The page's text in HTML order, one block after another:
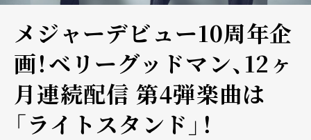
メジャーデビュー10周年企
画！ベリーグッドマン、12ヶ
月連続配信 第4弾楽曲は
「ライトスタンド」！